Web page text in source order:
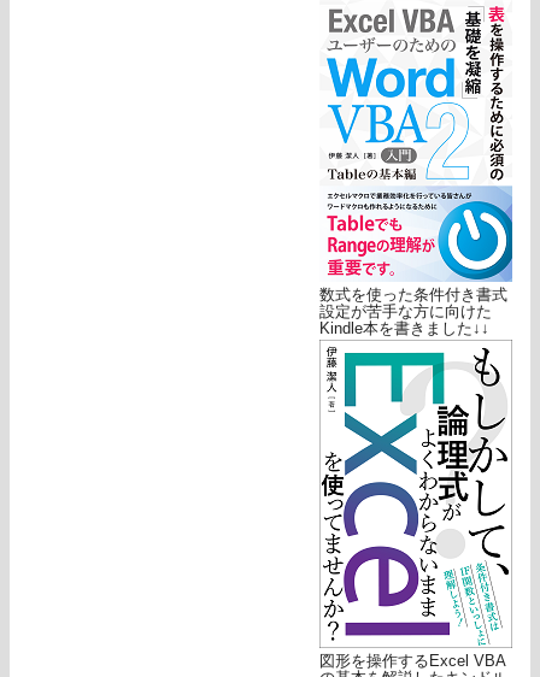
数式を使った条件付き書式
設定が苦手な方に向けた
Kindle本を書きました↓↓
図形を操作するExcel VBA